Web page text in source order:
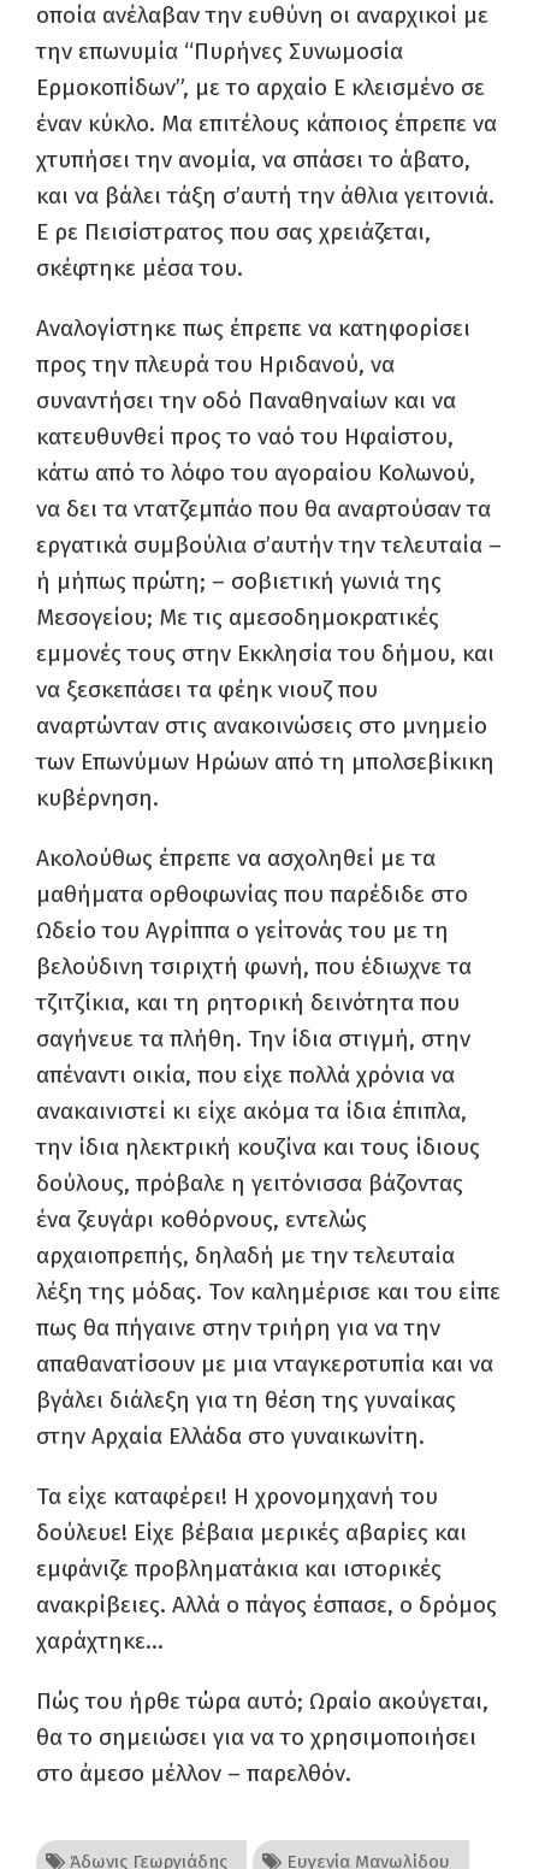
οποία ανέλαβαν την ευθύνη οι αναρχικοί με
την επωνυμία “Πυρήνες Συνωμοσία
Ερμοκοπίδων”, με το αρχαίο Ε κλεισμένο σε
έναν κύκλο. Μα επιτέλους κάποιος έπρεπε να
χτυπήσει την ανομία, να σπάσει το άβατο,
και να βάλει τάξη σ’αυτή την άθλια γειτονιά.
Ε ρε Πεισίστρατος που σας χρειάζεται,
σκέφτηκε μέσα του.
Αναλογίστηκε πως έπρεπε να κατηφορίσει
προς την πλευρά του Ηριδανού, να
συναντήσει την οδό Παναθηναίων και να
κατευθυνθεί προς το ναό του Ηφαίστου,
κάτω από το λόφο του αγοραίου Κολωνού,
να δει τα ντατζεμπάο που θα αναρτούσαν τα
εργατικά συμβούλια σ’αυτήν την τελευταία –
ή μήπως πρώτη; – σοβιετική γωνιά της
Μεσογείου; Με τις αμεσοδημοκρατικές
εμμονές τους στην Εκκλησία του δήμου, και
να ξεσκεπάσει τα φέηκ νιουζ που
αναρτώνταν στις ανακοινώσεις στο μνημείο
των Επωνύμων Ηρώων από τη μπολσεβίκικη
κυβέρνηση.
Ακολούθως έπρεπε να ασχοληθεί με τα
μαθήματα ορθοφωνίας που παρέδιδε στο
Ωδείο του Αγρίππα ο γείτονάς του με τη
βελούδινη τσιριχτή φωνή, που έδιωχνε τα
τζιτζίκια, και τη ρητορική δεινότητα που
σαγήνευε τα πλήθη. Την ίδια στιγμή, στην
απέναντι οικία, που είχε πολλά χρόνια να
ανακαινιστεί κι είχε ακόμα τα ίδια έπιπλα,
την ίδια ηλεκτρική κουζίνα και τους ίδιους
δούλους, πρόβαλε η γειτόνισσα βάζοντας
ένα ζευγάρι κοθόρνους, εντελώς
αρχαιοπρεπής, δηλαδή με την τελευταία
λέξη της μόδας. Τον καλημέρισε και του είπε
πως θα πήγαινε στην τριήρη για να την
απαθανατίσουν με μια νταγκεροτυπία και να
βγάλει διάλεξη για τη θέση της γυναίκας
στην Αρχαία Ελλάδα στο γυναικωνίτη.
Τα είχε καταφέρει! Η χρονομηχανή του
δούλευε! Είχε βέβαια μερικές αβαρίες και
εμφάνιζε προβληματάκια και ιστορικές
ανακρίβειες. Αλλά ο πάγος έσπασε, ο δρόμος
χαράχτηκε…
Πώς του ήρθε τώρα αυτό; Ωραίο ακούγεται,
θα το σημειώσει για να το χρησιμοποιήσει
στο άμεσο μέλλον – παρελθόν.
Άδωνις Γεωργιάδης Ευγενία Μανωλίδου